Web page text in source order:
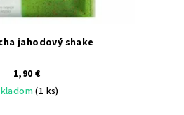
jahodový shake
1,90 €
(1 ks)